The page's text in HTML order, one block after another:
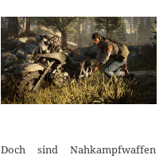
Doch sind Nahkampfwaffen